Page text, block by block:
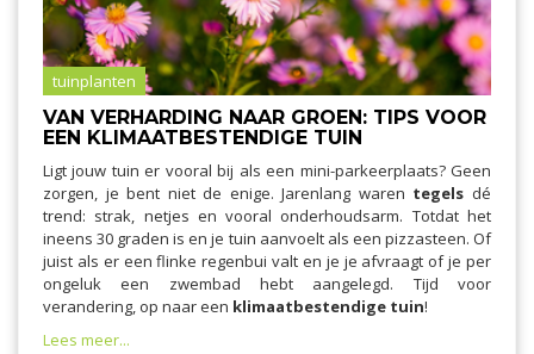
tuinplanten
VAN VERHARDING NAAR GROEN: TIPS VOOR
EEN KLIMAATBESTENDIGE TUIN
Ligt jouw tuin er vooral bij als een mini-parkeerplaats? Geen
zorgen, je bent niet de enige. Jarenlang waren tegels dé
trend: strak, netjes en vooral onderhoudsarm. Totdat het
ineens 30 graden is en je tuin aanvoelt als een pizzasteen. Of
juist als er een flinke regenbui valt en je je afvraagt of je per
ongeluk een zwembad hebt aangelegd. Tijd voor
verandering, op naar een klimaatbestendige tuin!
Lees meer...